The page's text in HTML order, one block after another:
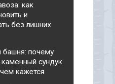
как
и
без лишних
башня: почему
сундук
кажется